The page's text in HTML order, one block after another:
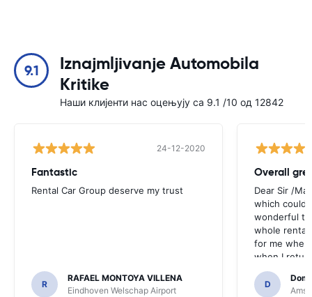
9.1
Iznajmljivanje Automobila
Kritike
Наши клијенти нас оцењују са 9.1 /10 од 12842
24-12-2020
Fantastic
Rental Car Group deserve my trust
R
RAFAEL MONTOYA VILLENA
Eindhoven Welschap Airport
Overall
Dear Sir /
which could
wonderful to
whole
for me
when I
the desk
D